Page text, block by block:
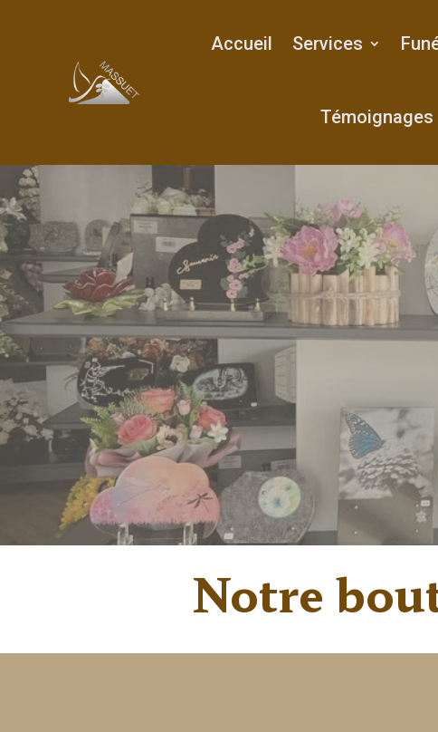
Accueil Services
Témoignages
Notre